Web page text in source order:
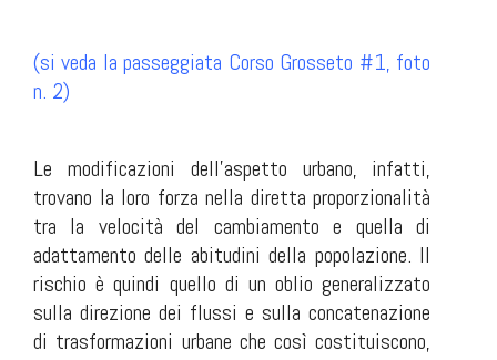
(si veda la passeggiata Corso Grosseto #1, foto
n. 2)
Le modificazioni dell'aspetto urbano, infatti,
trovano la loro forza nella diretta proporzionalità
tra la velocità del cambiamento e quella di
adattamento delle abitudini della popolazione. Il
rischio è quindi quello di un oblio generalizzato
sulla direzione dei flussi e sulla concatenazione
di trasformazioni urbane che così costituiscono,